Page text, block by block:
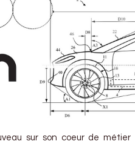
sur son coeur de